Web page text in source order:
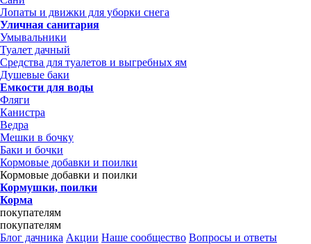
Лопаты и движки для уборки снега
Уличная санитария
Умывальники
Туалет дачный
Средства для туалетов и выгребных ям
Душевые баки
Емкости для воды
Фляги
Канистра
Ведра
Мешки в бочку
Баки и бочки
Кормовые добавки и поилки
Кормовые добавки и поилки
Кормушки, поилки
Корма
покупателям
покупателям
Блог дачника Акции Наше сообщество Вопросы и ответы